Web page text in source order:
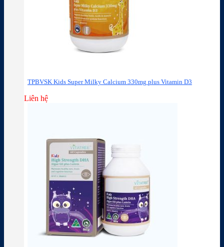
TPBVSK Kids Super Milky Calcium 330mg plus Vitamin D3
Liên hệ